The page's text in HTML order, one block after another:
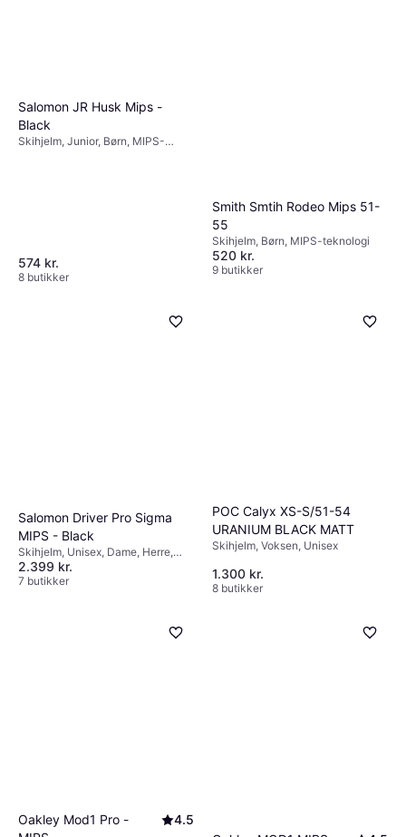
Salomon JR Husk Mips -
Black
Skihjelm, Junior, Børn, MIPS-
574 kr.
8 butikker
Smith Smtih Rodeo Mips 51-
55
Skihjelm, Børn, MIPS-teknologi
520 kr.
9 butikker
Salomon Driver Pro Sigma
MIPS - Black
Skihjelm, Unisex, Dame, Herre,
Visir, MIPS-teknologi
2.399 kr.
7 butikker
POC Calyx XS-S/51-54
URANIUM BLACK MATT
Skihjelm, Voksen, Unisex
1.300 kr.
8 butikker
Oakley Mod1 Pro -
4.5